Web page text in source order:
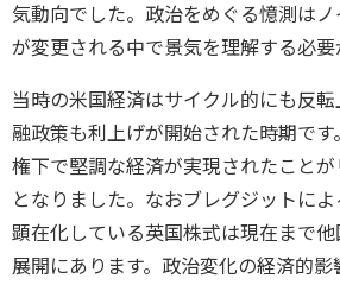
気動向でした。政治をめぐる憶測は
が変更される中で景気を理解する必要
当時の米国経済はサイクル的にも反
融政策も利上げが開始された時期で
権下で堅調な経済が実現されたこと
となりました。なおブレグジットに
顕在化している英国株式は現在まで
展開にあります。政治変化の経済的